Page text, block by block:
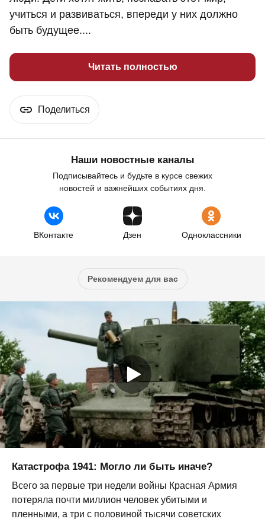
учиться и развиваться, впереди у них должно
быть будущее....
Читать полностью
Поделиться
Наши новостные каналы
Подписывайтесь и будьте в курсе свежих
новостей и важнейших событиях дня.
ВКонтакте Дзен Одноклассники
Рекомендуем для вас
Катастрофа 1941: Могло ли быть иначе?
Всего за первые три недели войны Красная Армия
потеряла почти миллион человек убитыми и
пленными, а три с половиной тысячи советских